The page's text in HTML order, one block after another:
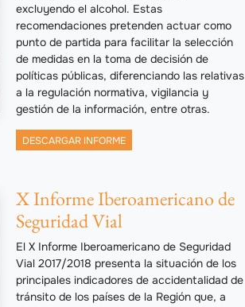
excluyendo el alcohol. Estas
recomendaciones pretenden actuar como
punto de partida para facilitar la selección
de medidas en la toma de decisión de
políticas públicas, diferenciando las relativas
a la regulación normativa, vigilancia y
gestión de la información, entre otras.
DESCARGAR INFORME
X Informe Iberoamericano de
Seguridad Vial
El X Informe Iberoamericano de Seguridad
Vial 2017/2018 presenta la situación de los
principales indicadores de accidentalidad de
tránsito de los países de la Región que, a